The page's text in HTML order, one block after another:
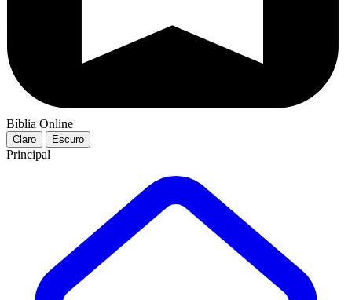
Bíblia Online
Claro Escuro
Principal